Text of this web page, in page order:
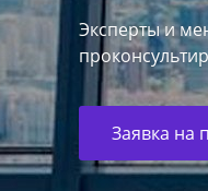
Эксперты и
Заявка на